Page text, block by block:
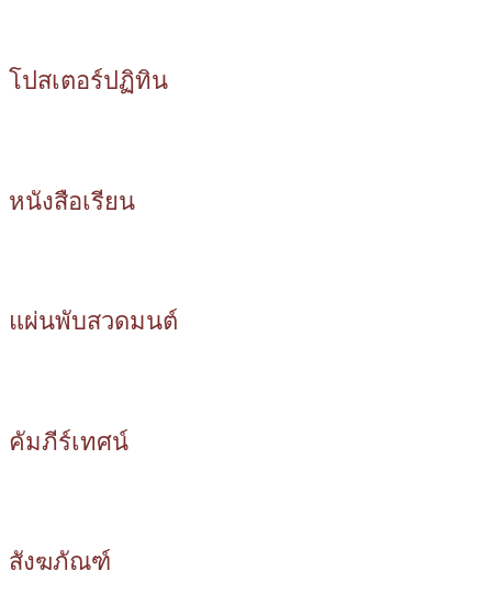
โปสเตอร์ปฏิทิน
หนังสือเรียน
แผ่นพับสวดมนต์
คัมภีร์เทศน์
สังฆภัณฑ์